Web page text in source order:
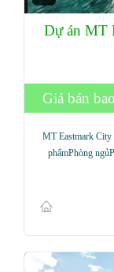
Dự án MT
Giá bán
MT Eastmark City
phẩmPhòng